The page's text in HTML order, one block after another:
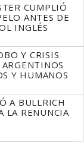
CUMPLIÓ
ANTES DE
INGLÉS
Y CRISIS
Y HUMANOS
A BULLRICH
LA RENUNCIA